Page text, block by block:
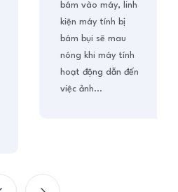
bám vào máy, linh
kiện máy tính bị
bám bụi sẽ mau
nóng khi máy tính
hoạt động dẫn đến
việc ảnh...